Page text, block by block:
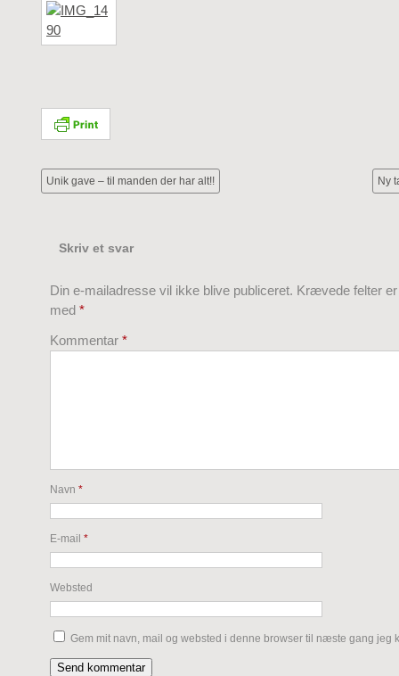
Ny
Unik gave – til manden der har alt!!
Skriv et svar
Din e-mailadresse vil ikke blive publiceret. Krævede felter
med *
Kommentar *
Navn *
E-mail *
Websted
Gem mit navn, mail og websted i denne browser til næste gang jeg